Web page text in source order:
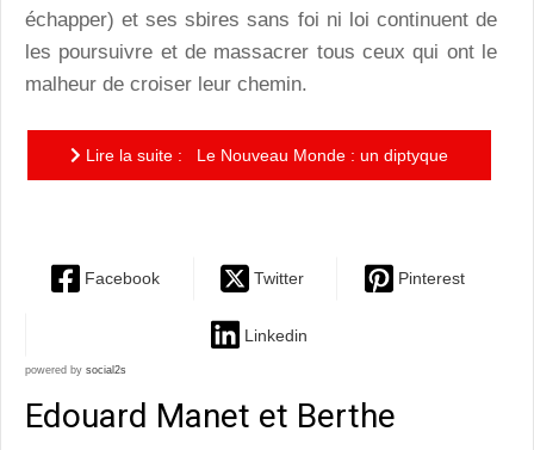
échapper) et ses sbires sans foi ni loi continuent de
les poursuivre et de massacrer tous ceux qui ont le
malheur de croiser leur chemin.
Lire la suite : Le Nouveau Monde : un diptyque
Facebook Twitter Pinterest
Linkedin
powered by social2s
Edouard Manet et Berthe